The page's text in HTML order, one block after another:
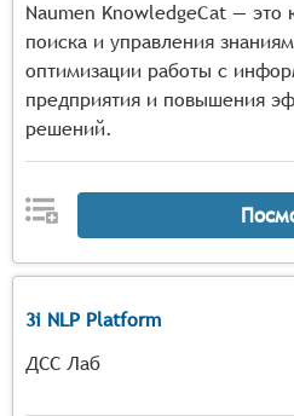
Naumen KnowledgeCat — это
поиска и управления
оптимизации работы с
предприятия и повышения
решений.
3i NLP Platform
ДСС Лаб